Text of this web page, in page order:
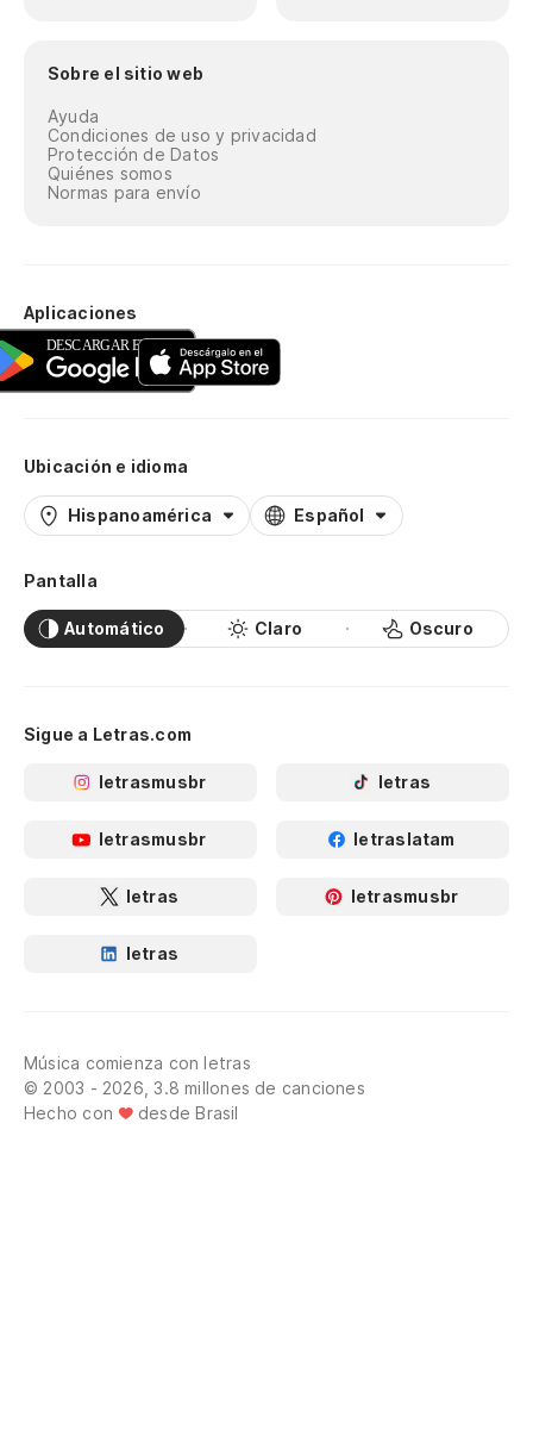
Sobre el sitio web
Ayuda
Condiciones de uso y privacidad
Protección de Datos
Quiénes somos
Normas para envío
Aplicaciones
Ubicación e idioma
Hispanoamérica Español
Pantalla
Automático Claro Oscuro
Sigue a Letras.com
letrasmusbr letras
letrasmusbr letraslatam
letras letrasmusbr
letras
Música comienza con letras
© 2003 - 2026, 3.8 millones de canciones
Hecho con
desde Brasil